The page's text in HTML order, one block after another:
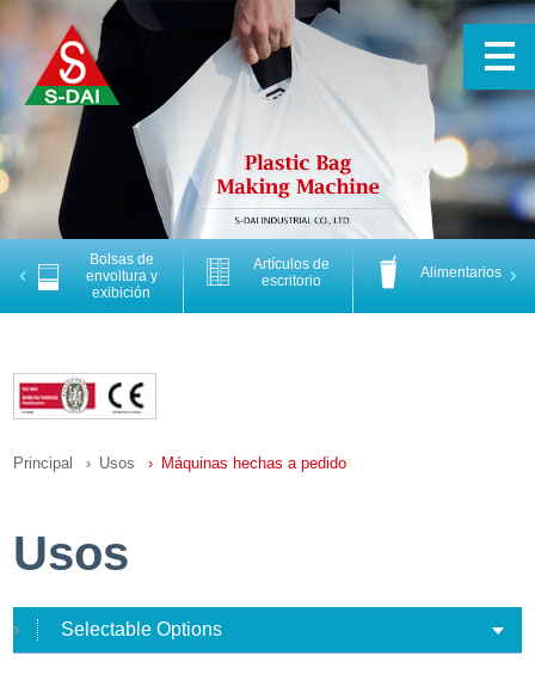
Previous
Bolsas de
envoltura y
exibición
Artículos de
escritorio
Alimentarios
Principal Usos Máquinas hechas a pedido
Usos
Selectable Options